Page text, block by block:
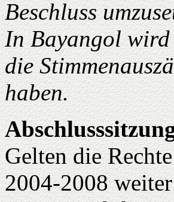
Beschluss
In Bayangol
die
haben.
Gelten die
2004-2008